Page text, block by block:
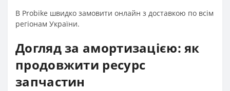
В Probike швидко замовити онлайн з доставкою по всім
регіонам України.
Догляд за амортизацією: як
продовжити ресурс
запчастин